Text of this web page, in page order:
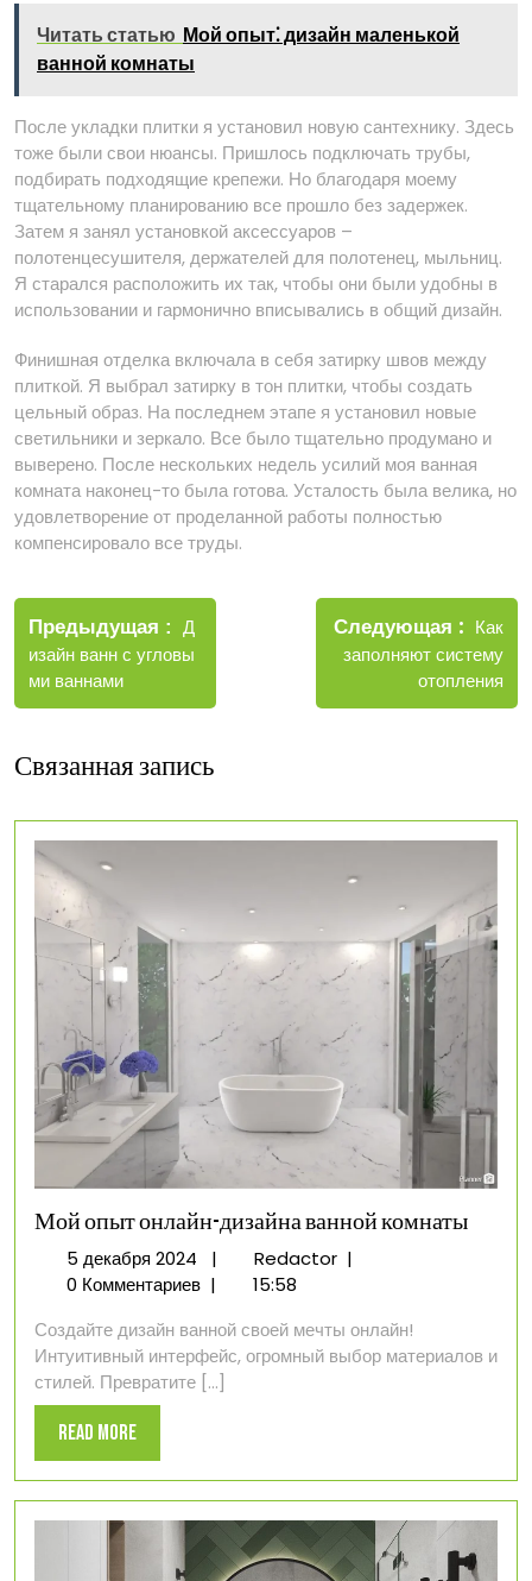
Читать статью Мой опыт⁚ дизайн маленькой
ванной комнаты
После укладки плитки я установил новую сантехнику. Здесь
тоже были свои нюансы. Пришлось подключать трубы,
подбирать подходящие крепежи. Но благодаря моему
тщательному планированию все прошло без задержек.
Затем я занял установкой аксессуаров –
полотенцесушителя, держателей для полотенец, мыльниц.
Я старался расположить их так, чтобы они были удобны в
использовании и гармонично вписывались в общий дизайн.
Финишная отделка включала в себя затирку швов между
плиткой. Я выбрал затирку в тон плитки, чтобы создать
цельный образ. На последнем этапе я установил новые
светильники и зеркало. Все было тщательно продумано и
выверено. После нескольких недель усилий моя ванная
комната наконец-то была готова. Усталость была велика, но
удовлетворение от проделанной работы полностью
компенсировало все труды.
Навигация
по
записям
Предыдущая
Старые
записи
Д
изайн ванн с угловы
ми ваннами
Следующая
Новые
записи
Как
заполняют систему
отопления
Связанная запись
Мой опыт онлайн-дизайна ванной комнаты
5 декабря 20245
декабря
| RedactorМой
дизайна
ванной
|
0 Комментариев |
15:58
Создайте дизайн ванной своей мечты онлайн!
Интуитивный интерфейс, огромный выбор материалов и
стилей. Превратите [...]
Read MoreRead
More